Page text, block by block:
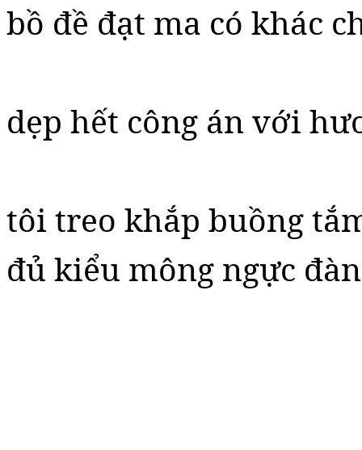
bồ đề đạt ma có khác
dẹp hết công án với
tôi treo khắp buồng
đủ kiểu mông ngực